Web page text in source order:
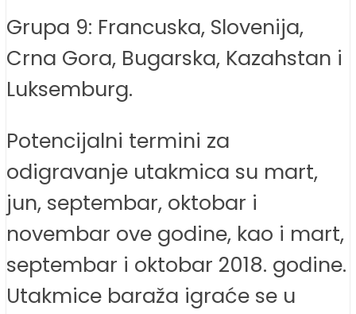
Grupa 9: Francuska, Slovenija,
Crna Gora, Bugarska, Kazahstan i
Luksemburg.
Potencijalni termini za
odigravanje utakmica su mart,
jun, septembar, oktobar i
novembar ove godine, kao i mart,
septembar i oktobar 2018. godine.
Utakmice baraža igraće se u